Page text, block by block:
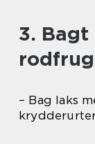
3. Bagt
– Bag laks